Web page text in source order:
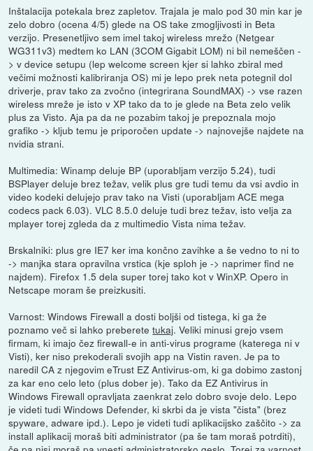
Inštalacija potekala brez zapletov. Trajala je malo pod 30 min kar je
zelo dobro (ocena 4/5) glede na OS take zmogljivosti in Beta
verzijo. Presenetljivo sem imel takoj wireless mrežo (Netgear
WG311v3) medtem ko LAN (3COM Gigabit LOM) ni bil nemeščen -
> v device setupu (lep welcome screen kjer si lahko zbiral med
večimi možnosti kalibriranja OS) mi je lepo prek neta potegnil dol
driverje, prav tako za zvočno (integrirana SoundMAX) -> vse razen
wireless mreže je isto v XP tako da to je glede na Beta zelo velik
plus za Visto. Aja pa da ne pozabim takoj je prepoznala mojo
grafiko -> kljub temu je priporočen update -> najnovejše najdete na
nvidia strani.
Multimedia: Winamp deluje BP (uporabljam verzijo 5.24), tudi
BSPlayer deluje brez težav, velik plus gre tudi temu da vsi avdio in
video kodeki delujejo prav tako na Visti (uporabljam ACE mega
codecs pack 6.03). VLC 8.5.0 deluje tudi brez težav, isto velja za
mplayer torej zgleda da z multimedio Vista nima težav.
Brskalniki: plus gre IE7 ker ima končno zavihke a še vedno to ni to
-> manjka stara opravilna vrstica (kje sploh je -> naprimer find ne
najdem). Firefox 1.5 dela super torej tako kot v WinXP. Opero in
Netscape moram še preizkusiti.
Varnost: Windows Firewall a dosti boljši od tistega, ki ga že
poznamo več si lahko preberetetukaj. Veliki minusi grejo vsem
firmam, ki imajo čez firewall-e in anti-virus programe (katerega ni v
Visti), ker niso prekoderali svojih app na Vistin raven. Je pa to
naredil CA z njegovim eTrust EZ Antivirus-om, ki ga dobimo zastonj
za kar eno celo leto (plus dober je). Tako da EZ Antivirus in
Windows Firewall opravljata zaenkrat zelo dobro svoje delo. Lepo
je videti tudi Windows Defender, ki skrbi da je vista "čista" (brez
spyware, adware ipd.). Lepo je videti tudi aplikacijsko zaščito -> za
install aplikacij moraš biti administrator (pa še tam moraš potrditi),